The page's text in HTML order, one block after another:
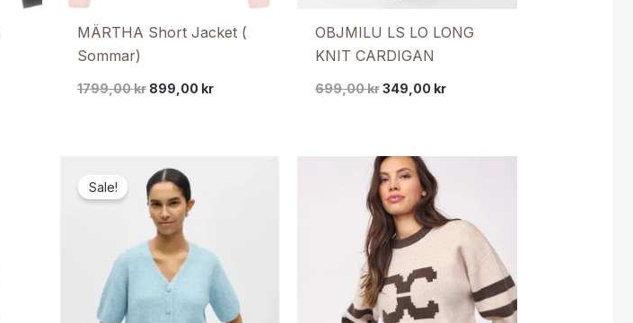
MÄRTHA Short Jacket (
Sommar)
1799,00kr 899,00 kr
OBJMILU LS LO LONG
KNIT CARDIGAN
699,00kr 349,00 kr
Sale!